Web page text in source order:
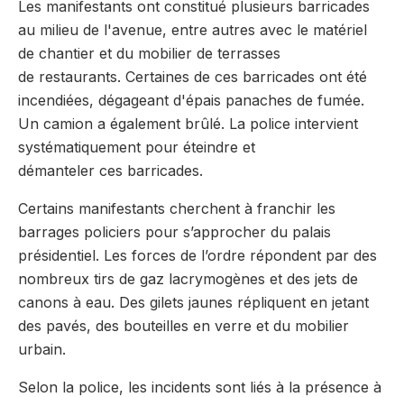
Les manifestants ont constitué plusieurs barricades
au milieu de l'avenue, entre autres avec le matériel
de chantier et du mobilier de terrasses
de restaurants. Certaines de ces barricades ont été
incendiées, dégageant d'épais panaches de fumée.
Un camion a également brûlé. La police intervient
systématiquement pour éteindre et
démanteler ces barricades.
Certains manifestants cherchent à franchir les
barrages policiers pour s’approcher du palais
présidentiel. Les forces de l’ordre répondent par des
nombreux tirs de gaz lacrymogènes et des jets de
canons à eau. Des gilets jaunes répliquent en jetant
des pavés, des bouteilles en verre et du mobilier
urbain.
Selon la police, les incidents sont liés à la présence à